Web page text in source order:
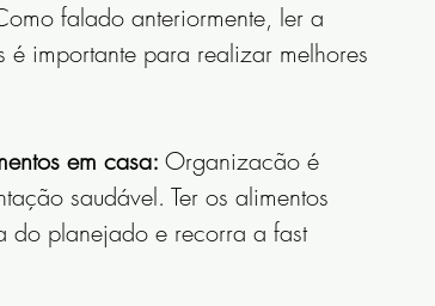
falado anteriormente, ler a
é importante para realizar melhores
em casa: Organizacão é
saudável. Ter os alimentos
do planejado e recorra a fast